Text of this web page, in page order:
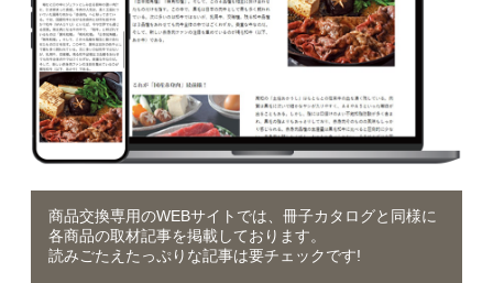
商品交換専用のWEBサイトでは、冊子カタログと同様に
各商品の取材記事を掲載しております。
読みごたえたっぷりな記事は要チェックです!